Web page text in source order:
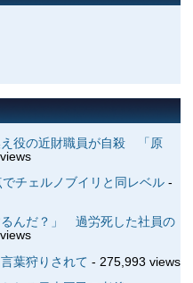
え役の近財職員が自殺 「原
チェルノブイリと同レベル-
るんだ？」 過労死した社員の
葉狩りされて - 275,993 views